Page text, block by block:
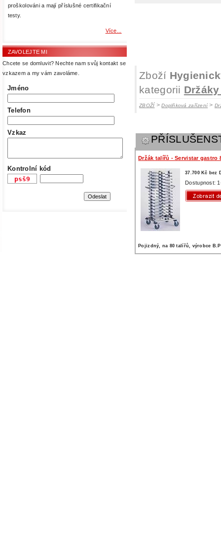
proškolováni a mají příslušné certifikační
testy.
Více...
ZAVOLEJTE MI
Chcete se domluvit? Nechte nam svůj kontakt se
vzkazem a my vám zavoláme.
Jméno
Telefon
Vzkaz
Kontrolní kód
Zboží
kategorii
ZBOŽÍ >Doplňková zařízení>
Držák talířů - Servistar gastro
37.700 Kč bez
Dostupnost:
Pojizdný, na 80 talířů, výrobce